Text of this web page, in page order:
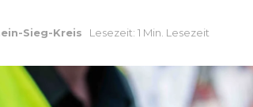
Sieg-Kreis Lesezeit: 1 Min. Lesezeit